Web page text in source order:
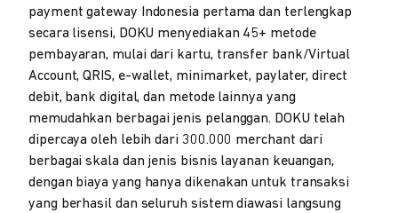
payment gateway Indonesia pertama dan terlengkap
secara lisensi, DOKU menyediakan 45+ metode
pembayaran, mulai dari kartu, transfer bank/Virtual
Account, QRIS, e-wallet, minimarket, paylater, direct
debit, bank digital, dan metode lainnya yang
memudahkan berbagai jenis pelanggan. DOKU telah
dipercaya oleh lebih dari 300.000 merchant dari
berbagai skala dan jenis bisnis layanan keuangan,
dengan biaya yang hanya dikenakan untuk transaksi
yang berhasil dan seluruh sistem diawasi langsung